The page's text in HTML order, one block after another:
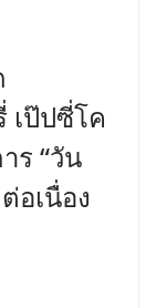
เป๊ปซี่โค
ร “วัน
อเนื่อง